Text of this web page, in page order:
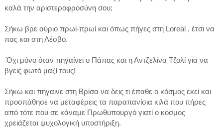
καλά την αριστεροφροσύνη σου;
Σήκω βρε αύριο πρωί-πρωί και όπως πήγες στη Loreal , έτσι να
πας και στη Λέσβο.
Όχι μόνο όταν πηγαίνει ο Πάπας και η Αντζελίνα Τζολί για να
βγεις φωτό μαζί τους!
Σήκω και πήγαινε στη Βρίσα να δεις τι έπαθε ο κόσμος εκεί και
προσπάθησε να μεταφέρεις τα παραπανίσια κιλά που πήρες
από τότε που σε κάναμε Πρωθυπουργό γιατί ο κόσμος
χρειάζεται ψυχολογική υποστήριξη.